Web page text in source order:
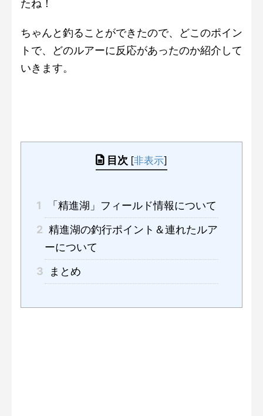
たね！
ちゃんと釣ることができたので、どこのポイン
トで、どのルアーに反応があったのか紹介して
いきます。
目次 [非表示]
1
「精進湖」フィールド情報について
2 精進湖の釣行ポイント＆連れたルア
ーについて
3
まとめ